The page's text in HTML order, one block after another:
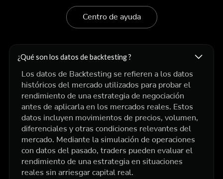
Centro de ayuda
¿Qué son los datos de backtesting ?
Los datos de Backtesting se refieren a los datos
históricos del mercado utilizados para probar el
rendimiento de una estrategia de negociación
antes de aplicarla en los mercados reales. Estos
datos incluyen movimientos de precios, volumen,
diferenciales y otras condiciones relevantes del
mercado. Mediante la simulación de operaciones
con datos del pasado, traders pueden evaluar el
rendimiento de una estrategia en situaciones
reales sin arriesgar capital real.